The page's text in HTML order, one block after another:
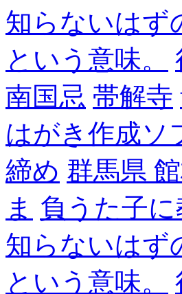
知らないはず
という意味。
南国忌 帯解寺
はがき作成ソ
締め 群馬県
ま 負うた子
知らないはず
という意味。